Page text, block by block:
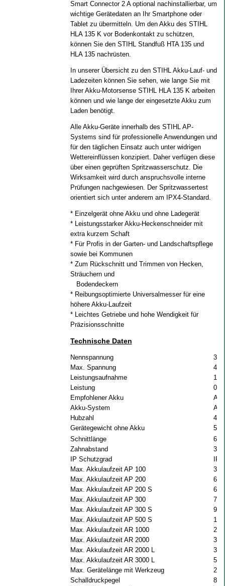
Smart Connector 2 A optional nachinstallierbar, um
wichtige Gerätedaten an Ihr Smartphone oder
Tablet zu übermitteln. Um den Akku des STIHL
HLA 135 K vor Bodenkontakt zu schützen,
können Sie den STIHL Standfuß HTA 135 und
HLA 135 nachrüsten.
In unserer Übersicht zu den STIHL Akku-Lauf- und
Ladezeiten können Sie sehen, wie lange Sie mit
Ihrer Akku-Motorsense STIHL HLA 135 K arbeiten
können und wie lange der eingesetzte Akku zum
Laden benötigt.
Alle Akku-Geräte innerhalb des STIHL AP-
Systems sind für professionelle Anwendungen und
für den täglichen Einsatz auch unter widrigen
Wettereinflüssen konzipiert. Daher verfügen diese
über einen geprüften Spritzwasserschutz. Die
Wirksamkeit wird durch anspruchsvolle interne
Prüfungen nachgewiesen. Der Spritzwassertest
orientiert sich unter anderem am IPX4-Standard.
* Einzelgerät ohne Akku und ohne Ladegerät
* Leistungsstarker Akku-Heckenschneider mit
extra kurzem Schaft
* Für Profis in der Garten- und Landschaftspflege
sowie bei Kommunen
* Zum Rückschnitt und Trimmen von Hecken,
Sträuchern und
Bodendeckern
* Reibungsoptimierte Universalmesser für eine
höhere Akku-Laufzeit
* Leichtes Getriebe und hohe Wendigkeit für
Präzisionsschnitte
Technische Daten
Nennspannung
36
Max. Spannung
40
Leistungsaufnahme
1
Leistung
Empfohlener Akku
AP
Akku-System
AP
Hubzahl
Gerätegewicht ohne Akku
5
Schnittlänge
60
Zahnabstand
34
IP Schutzgrad
Max. Akkulaufzeit AP 100
32
Max. Akkulaufzeit AP 200
64
Max. Akkulaufzeit AP 200 S
64
Max. Akkulaufzeit AP 300
77
Max. Akkulaufzeit AP 300 S
95
Max. Akkulaufzeit AP 500 S
Max. Akkulaufzeit AR 1000
Max. Akkulaufzeit AR 2000
Max. Akkulaufzeit AR 2000 L
Max. Akkulaufzeit AR 3000 L
Max. Gerätelänge mit Werkzeug
Schalldruckpegel
85